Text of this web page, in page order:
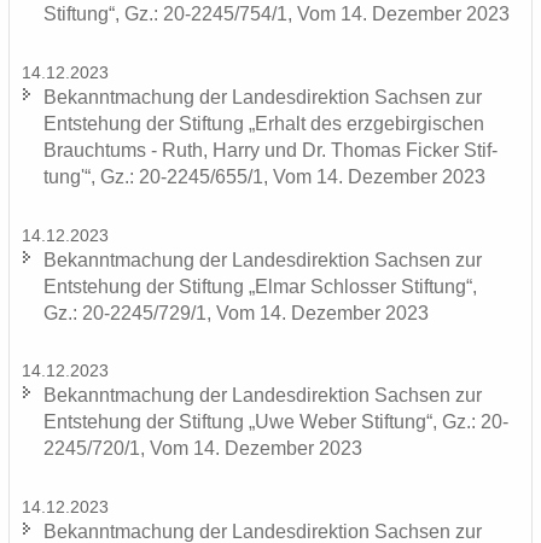
Stiftung“, Gz.: 20-2245/754/1, Vom 14. De­zem­ber 2023
14.12.2023
Be­kannt­ma­chung der Lan­des­di­rek­ti­on Sach­sen zur
Ent­ste­hung der Stif­tung „Er­halt des erz­ge­bir­gi­schen
Brauch­tums - Ruth, Harry und Dr. Tho­mas Fi­cker Stif­
tung'“, Gz.: 20-2245/655/1, Vom 14. De­zem­ber 2023
14.12.2023
Be­kannt­ma­chung der Lan­des­di­rek­ti­on Sach­sen zur
Ent­ste­hung der Stif­tung „Elmar Schlos­ser Stif­tung“,
Gz.: 20-2245/729/1, Vom 14. De­zem­ber 2023
14.12.2023
Be­kannt­ma­chung der Lan­des­di­rek­ti­on Sach­sen zur
Ent­ste­hung der Stif­tung „Uwe Weber Stif­tung“, Gz.: 20-
2245/720/1, Vom 14. De­zem­ber 2023
14.12.2023
Be­kannt­ma­chung der Lan­des­di­rek­ti­on Sach­sen zur